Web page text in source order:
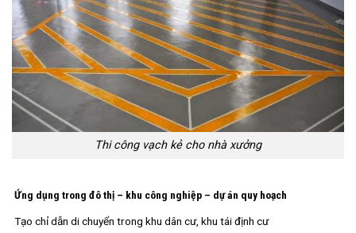
Thi công vạch kẻ cho nhà xưởng
Ứng dụng trong đô thị – khu công nghiệp – dự án quy hoạch
Tạo chỉ dẫn di chuyển trong khu dân cư, khu tái định cư